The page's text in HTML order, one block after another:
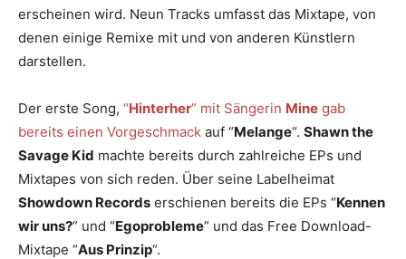
erscheinen wird. Neun Tracks umfasst das Mixtape, von
denen einige Remixe mit und von anderen Künstlern
darstellen.
Der erste Song, “Hinterher” mit Sängerin Mine gab
bereits einen Vorgeschmack auf “Melange“. Shawn the
Savage Kid machte bereits durch zahlreiche EPs und
Mixtapes von sich reden. Über seine Labelheimat
Showdown Records erschienen bereits die EPs “Kennen
wir uns?” und “Egoprobleme” und das Free Download-
Mixtape “Aus Prinzip“.